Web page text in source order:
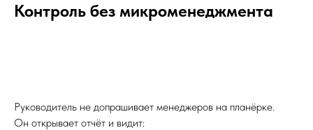
Контроль без микроменеджмента
Руководитель не допрашивает менеджеров на планёрке.
Он открывает отчёт и видит: